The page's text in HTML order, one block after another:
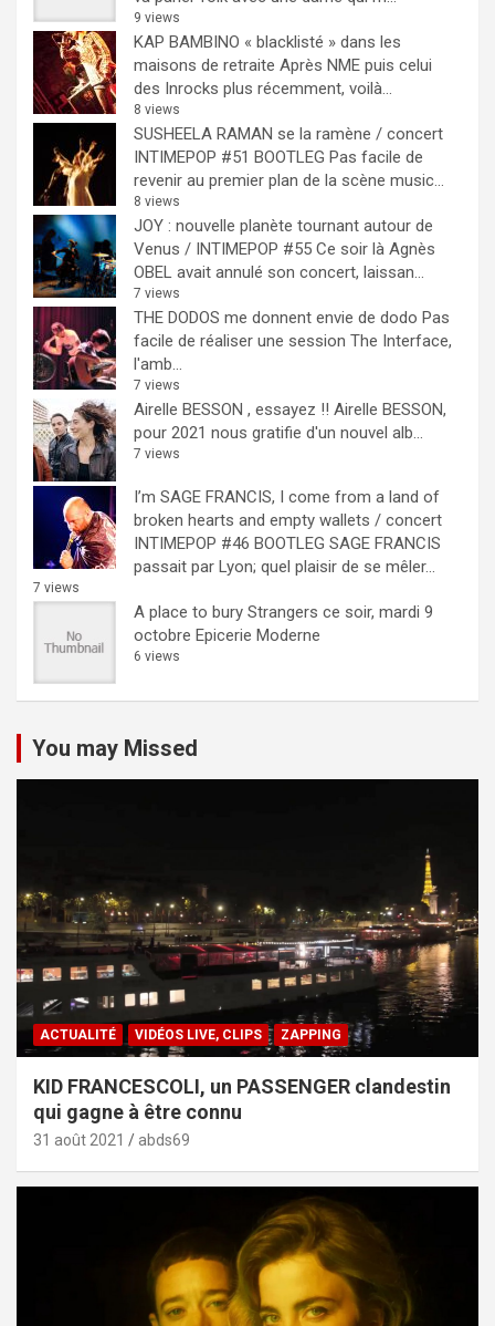
9 views
KAP BAMBINO « blacklisté » dans les
maisons de retraite Après NME puis celui
des Inrocks plus récemment, voilà...
8 views
SUSHEELA RAMAN se la ramène / concert
INTIMEPOP #51 BOOTLEG Pas facile de
revenir au premier plan de la scène music...
8 views
JOY : nouvelle planète tournant autour de
Venus / INTIMEPOP #55 Ce soir là Agnès
OBEL avait annulé son concert, laissan...
7 views
THE DODOS me donnent envie de dodo Pas
facile de réaliser une session The Interface,
l'amb...
7 views
Airelle BESSON , essayez !! Airelle BESSON,
pour 2021 nous gratifie d'un nouvel alb...
7 views
I’m SAGE FRANCIS, I come from a land of
broken hearts and empty wallets / concert
INTIMEPOP #46 BOOTLEG SAGE FRANCIS
passait par Lyon; quel plaisir de se mêler...
7 views
A place to bury Strangers ce soir, mardi 9
octobre Epicerie Moderne
6 views
You may Missed
ACTUALITÉ VIDÉOS LIVE, CLIPS ZAPPING
KID FRANCESCOLI, un PASSENGER clandestin
qui gagne à être connu
31 août 2021 abds69